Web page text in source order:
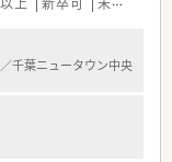
60分圏内）
てご就業いただけま
千葉ニュータウン中央